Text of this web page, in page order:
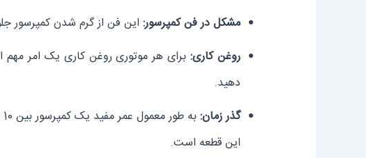
مشکل در فن کمپرسور: این فن از گرم شدن کمپرسور
روغن کاری:برای هر موتوری روغن کاری یک امر مهم
دهید.
گذر زمان:به طور معمول عمر مفید یک کمپرسور بین 10 تا 20 سال بدون هیچ مشکلی است. از این رو گاهی علت نمایش
این قطعه است.